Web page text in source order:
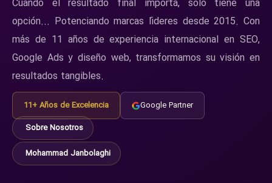
Cuando el resultado final importa, solo tiene una
opción... Potenciando marcas líderes desde 2015. Con
más de 11 años de experiencia internacional en SEO,
Google Ads y diseño web, transformamos su visión en
resultados tangibles.
11+ Años de Excelencia
Google Partner
Sobre Nosotros
Mohammad Janbolaghi